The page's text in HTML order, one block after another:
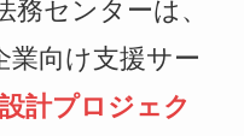
務センターは、
業向け支援サー
計プロジェク